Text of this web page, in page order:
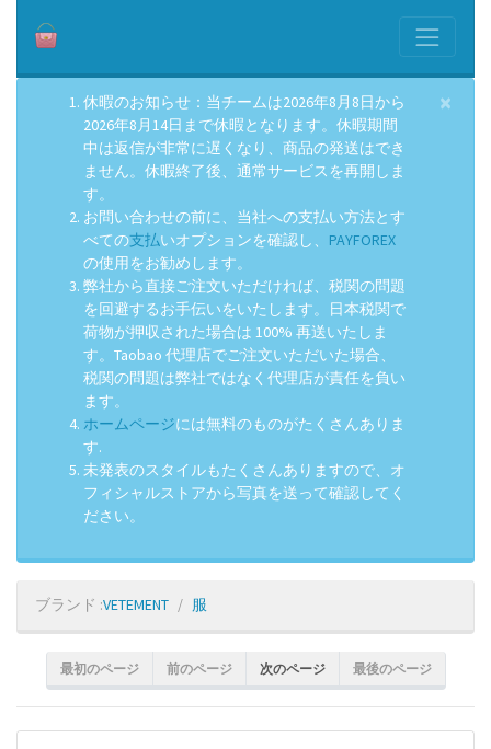
休暇のお知らせ：当チームは2026年8月8日から
2026年8月14日まで休暇となります。休暇期間
中は返信が非常に遅くなり、商品の発送はでき
ません。休暇終了後、通常サービスを再開しま
す。
お問い合わせの前に、当社への支払い方法とす
べての支払いオプションを確認し、 PAYFOREX
の使用をお勧めします。
弊社から直接ご注文いただければ、税関の問題
を回避するお手伝いをいたします。日本税関で
荷物が押収された場合は 100% 再送いたしま
す。Taobao 代理店でご注文いただいた場合、
税関の問題は弊社ではなく代理店が責任を負い
ます。
ホームページには無料のものがたくさんありま
す.
未発表のスタイルもたくさんありますので、オ
フィシャルストアから写真を送って確認してく
ださい。
×
ブランド :VETEMENT 服
最初のページ 前のページ 次のページ 最後のページ